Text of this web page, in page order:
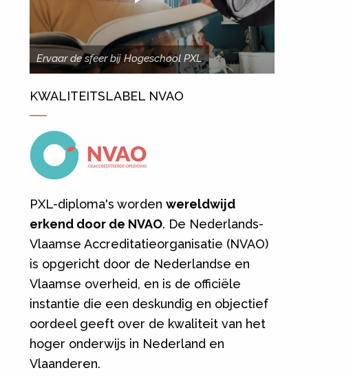
Ervaar de sfeer bij Hogeschool PXL
KWALITEITSLABEL NVAO
PXL-diploma's worden wereldwijd
erkend door de NVAO. De Nederlands-
Vlaamse Accreditatieorganisatie (NVAO)
is opgericht door de Nederlandse en
Vlaamse overheid, en is de officiële
instantie die een deskundig en objectief
oordeel geeft over de kwaliteit van het
hoger onderwijs in Nederland en
Vlaanderen.